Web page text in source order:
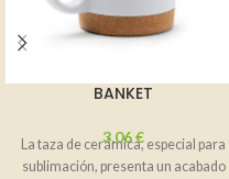
BANKET
3,06€
La taza de cerámica, especial para
sublimación, presenta un acabado